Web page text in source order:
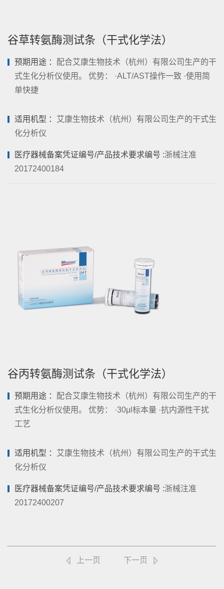
谷草转氨酶测试条（干式化学法）
预期用途 ： 配合艾康生物技术（杭州）有限公司生产的干
式生化分析仪使用。 优势： ·ALT/AST操作一致 ·使用简
单快捷
适用机型 ： 艾康生物技术（杭州）有限公司生产的干式生
化分析仪
医疗器械备案凭证编号/产品技术要求编号 :浙械注准
20172400184
谷丙转氨酶测试条（干式化学法）
预期用途 ： 配合艾康生物技术（杭州）有限公司生产的干
式生化分析仪使用。 优势： ·30μl标本量 ·抗内源性干扰
工艺
适用机型 ： 艾康生物技术（杭州）有限公司生产的干式生
化分析仪
医疗器械备案凭证编号/产品技术要求编号 :浙械注准
20172400207
上一页 下一页